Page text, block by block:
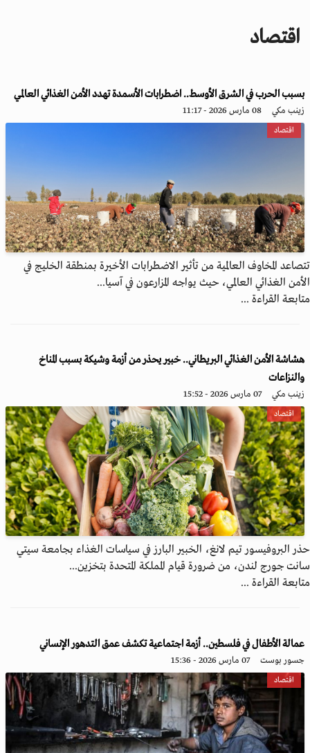
a
o
n
اقتصاد
بسبب الحرب في الشرق الأوسط.. اضطرابات الأسمدة تهدد الأمن الغذائي العالمي
زينب مكي 08 مارس 2026 - 11:17
اقتصاد
تتصاعد المخاوف العالمية من تأثير الاضطرابات الأخيرة بمنطقة الخليج في
الأمن الغذائي العالمي، حيث يواجه المزارعون في آسيا...
متابعة القراءة ...
هشاشة الأمن الغذائي البريطاني.. خبير يحذر من أزمة وشيكة بسبب المناخ
والنزاعات
زينب مكي 07 مارس 2026 - 15:52
اقتصاد
حذر البروفيسور تيم لانغ، الخبير البارز في سياسات الغذاء بجامعة سيتي
سانت جورج لندن، من ضرورة قيام المملكة المتحدة بتخزين...
متابعة القراءة ...
عمالة الأطفال في فلسطين.. أزمة اجتماعية تكشف عمق التدهور الإنساني
جسور بوست 07 مارس 2026 - 15:36
اقتصاد